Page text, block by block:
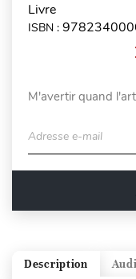
Livre
ISBN :
M'avertir quand
Adresse e-mail
Description